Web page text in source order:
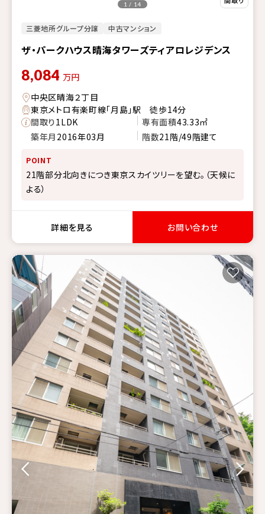
三菱地所グループ分譲 中古マンション
ザ・パークハウス晴海タワーズティアロレジデンス
1 / 14
8,084 万円
中央区晴海２丁目
東京メトロ有楽町線「月島」駅 徒歩14分
間取り1LDK 専有面積43.33㎡
築年月 2016年03月 階数21階/49階建て
POINT
21階部分北向きにつき東京スカイツリーを望む。（天候に
よる）
詳細を見る お問い合わせ